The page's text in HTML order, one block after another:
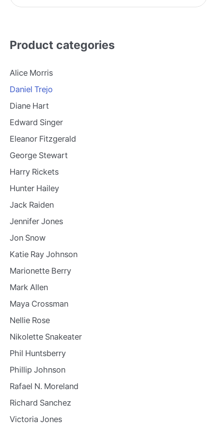
Product categories
Alice Morris
Daniel Trejo
Diane Hart
Edward Singer
Eleanor Fitzgerald
George Stewart
Harry Rickets
Hunter Hailey
Jack Raiden
Jennifer Jones
Jon Snow
Katie Ray Johnson
Marionette Berry
Mark Allen
Maya Crossman
Nellie Rose
Nikolette Snakeater
Phil Huntsberry
Phillip Johnson
Rafael N. Moreland
Richard Sanchez
Victoria Jones